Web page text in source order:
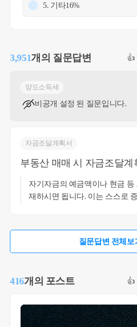
5. 기타16%
3,951개의 질문답변 👍
양도소득세
비공개 설정 된 질문입니다.
자금조달계획서
부동산 매매 시 자금조달계
자기자금의 예금액이나 현금 등
재하시면 됩니다. 이는 스스로
가 올 일은 없을 것입니다. 도움이 되셨길 바랍니다.
질문답변 전체보
416개의 포스트 👍